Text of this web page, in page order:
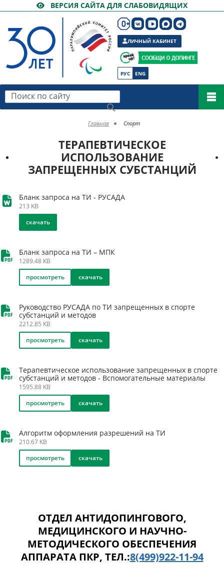
ВЕРСИЯ САЙТА ДЛЯ СЛАБОВИДЯЩИХ
РУС ENG
ЛИЧНЫЙ КАБИНЕТ
Поиск по сайту
Главная Спорт
ТЕРАПЕВТИЧЕСКОЕ
ИСПОЛЬЗОВАНИЕ
ЗАПРЕЩЕННЫХ СУБСТАНЦИЙ
Бланк запроса на ТИ - РУСАДА
213 KB
скачать
Бланк запроса на ТИ – МПК
1289.48 KB
просмотреть
скачать
Руководство РУСАДА по ТИ запрещенных в спорте
субстанций и методов
2212.85 KB
просмотреть
скачать
Терапевтическое использование запрещенных в спорте
субстанций и методов - Вспомогательные материалы
1595.88 KB
просмотреть
скачать
Алгоритм оформления разрешений на ТИ
210.67 KB
просмотреть
скачать
ОТДЕЛ АНТИДОПИНГОВОГО,
МЕДИЦИНСКОГО И НАУЧНО-
МЕТОДИЧЕСКОГО ОБЕСПЕЧЕНИЯ
АППАРАТА ПКР, ТЕЛ.:8(499)922-11-94